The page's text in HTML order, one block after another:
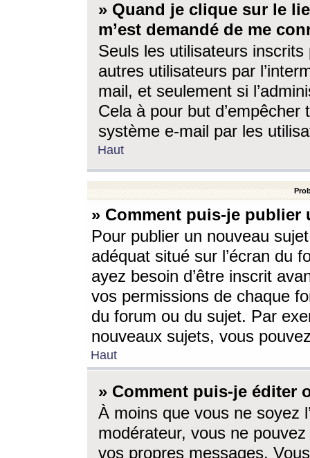
» Quand je clique sur le
m’est demandé de me
Seuls les utilisateurs
autres utilisateurs par
mail, et seulement si
Cela à pour but
système e-mail par les
Haut
» Comment puis-je
Pour publier un nouveau
adéquat situé sur l’écran du
ayez besoin d’être inscrit
vos permissions de chaque
du forum ou du sujet. Par
nouveaux sujets, vous
Haut
» Comment puis-je éditer
À moins que vous ne soyez
modérateur, vous ne
vos propres messages.